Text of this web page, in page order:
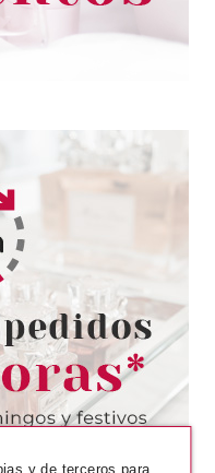
PARFUM
desde
y de terceros para